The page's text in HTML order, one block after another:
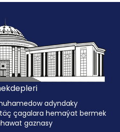
adyndaky
çagalara hemaýat bermek
gaznasy